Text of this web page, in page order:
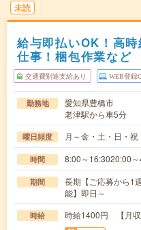
未読
給与即払いOK！高
仕事！梱包作業など
交通費別途支給あり WEB登録
勤務地
愛知県豊橋市
老津駅から車5分
曜日頻度 月～金・土・日・
時間 8:00～16:3020:00～
期間
長期【ご応募から1
能】即日～
時給 時給1400円 【月